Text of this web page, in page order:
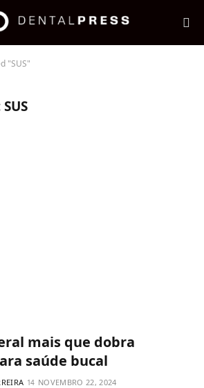
"SUS"
SUS
mais que dobra
saúde bucal
NOVEMBRO 22, 2024